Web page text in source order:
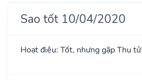
Sao tốt 10/04/2020
Hoạt điệu: Tốt, nhưng gặp Thụ